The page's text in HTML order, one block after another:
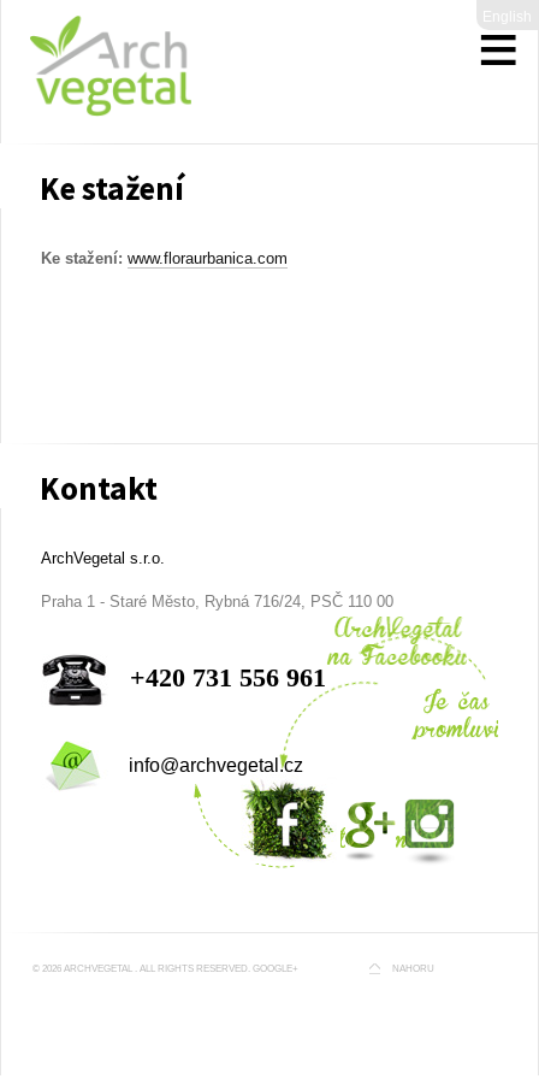
English
Ke stažení
Ke stažení: www.floraurbanica.com
Kontakt
ArchVegetal s.r.o.
Praha 1 - Staré Město, Rybná 716/24, PSČ 110 00
+420 731 556 961
info@archvegetal.cz
© 2026 ARCHVEGETAL . ALL RIGHTS RESERVED. GOOGLE+ NAHORU